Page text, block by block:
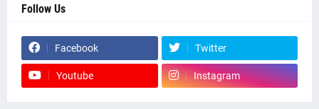
Follow Us
Facebook Twitter
Youtube Instagram